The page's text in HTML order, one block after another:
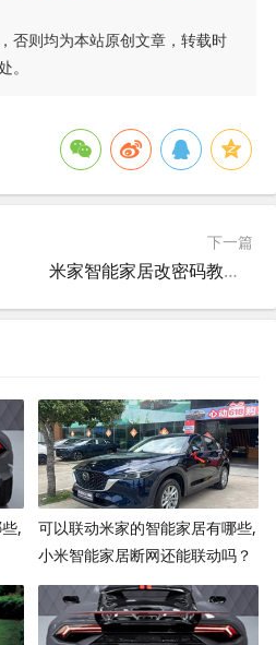
否则均为本站原创文章，转载时
。
下一篇
米家智能家居改密码教程视频,小米门锁怎么改密码？
,
可以联动米家的智能家居有哪些,
小米智能家居断网还能联动吗？